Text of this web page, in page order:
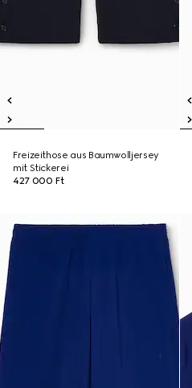
Freizeithose aus Baumwolljersey
mit Stickerei
427 000 Ft